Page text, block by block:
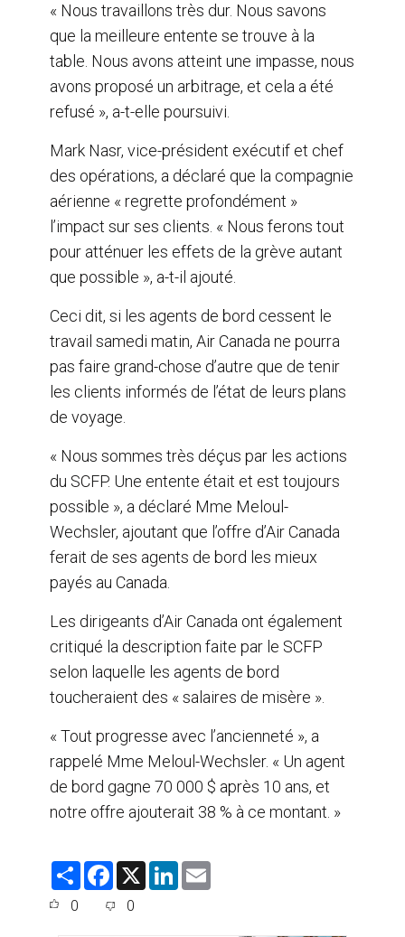
« Nous travaillons très dur. Nous savons
que la meilleure entente se trouve à la
table. Nous avons atteint une impasse, nous
avons proposé un arbitrage, et cela a été
refusé », a-t-elle poursuivi.
Mark Nasr, vice-président exécutif et chef
des opérations, a déclaré que la compagnie
aérienne « regrette profondément »
l’impact sur ses clients. « Nous ferons tout
pour atténuer les effets de la grève autant
que possible », a-t-il ajouté.
Ceci dit, si les agents de bord cessent le
travail samedi matin, Air Canada ne pourra
pas faire grand-chose d’autre que de tenir
les clients informés de l’état de leurs plans
de voyage.
« Nous sommes très déçus par les actions
du SCFP. Une entente était et est toujours
possible », a déclaré Mme Meloul-
Wechsler, ajoutant que l’offre d’Air Canada
ferait de ses agents de bord les mieux
payés au Canada.
Les dirigeants d’Air Canada ont également
critiqué la description faite par le SCFP
selon laquelle les agents de bord
toucheraient des « salaires de misère ».
« Tout progresse avec l’ancienneté », a
rappelé Mme Meloul-Wechsler. « Un agent
de bord gagne 70 000 $ après 10 ans, et
notre offre ajouterait 38 % à ce montant. »
S
F
e
X
L
0 0